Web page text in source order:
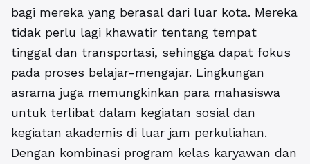
bagi mereka yang berasal dari luar kota. Mereka
tidak perlu lagi khawatir tentang tempat
tinggal dan transportasi, sehingga dapat fokus
pada proses belajar-mengajar. Lingkungan
asrama juga memungkinkan para mahasiswa
untuk terlibat dalam kegiatan sosial dan
kegiatan akademis di luar jam perkuliahan.
Dengan kombinasi program kelas karyawan dan